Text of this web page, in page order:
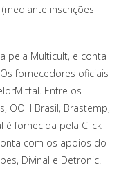
inscrições
pela Multicult, e conta
fornecedores oficiais
Entre os
OOH Brasil, Brastemp,
é fornecida pela Click
com os apoios do
Divinal e Detronic.